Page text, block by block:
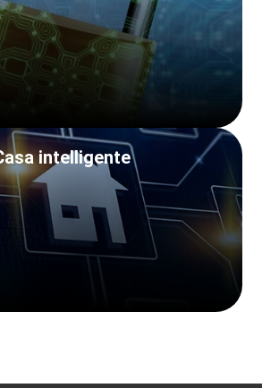
intelligente